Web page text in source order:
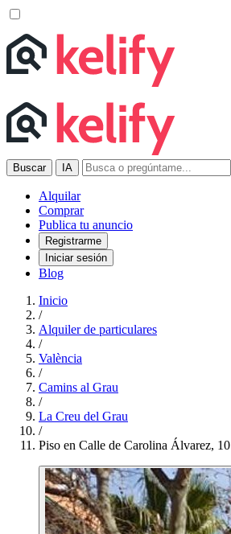
Buscar IA
Alquilar
Comprar
Publica tu anuncio
Registrarme
Iniciar sesión
Blog
Inicio
/
Alquiler de particulares
/
València
/
Camins al Grau
/
La Creu del Grau
/
Piso en Calle de Carolina Álvarez, 10